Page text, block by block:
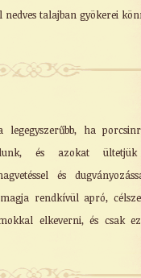
nedves talajban gyökerei
legegyszerűbb, ha
és azokat
és
rendkívül apró,
elkeverni, és csak